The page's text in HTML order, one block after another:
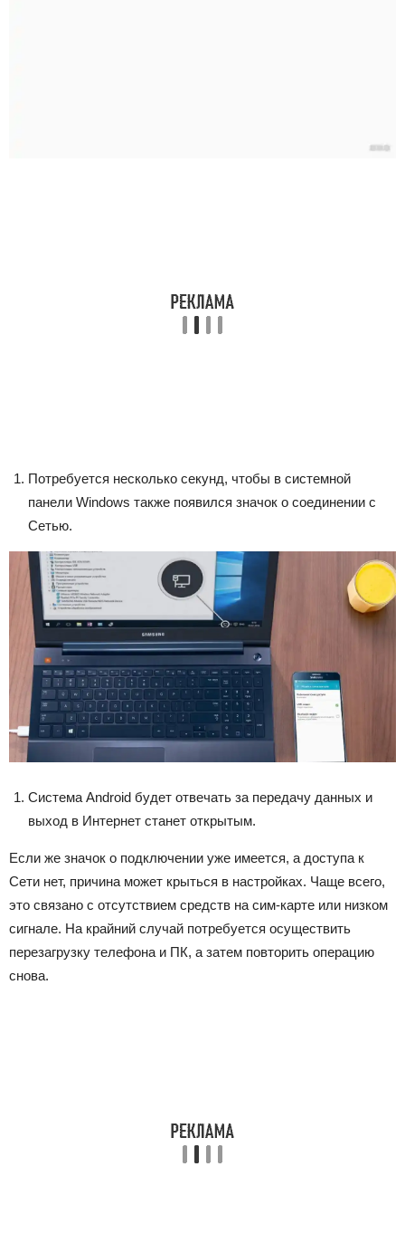
Потребуется несколько секунд, чтобы в системной
панели Windows также появился значок о соединении с
Сетью.
Система Android будет отвечать за передачу данных и
выход в Интернет станет открытым.
Если же значок о подключении уже имеется, а доступа к
Сети нет, причина может крыться в настройках. Чаще всего,
это связано с отсутствием средств на сим-карте или низком
сигнале. На крайний случай потребуется осуществить
перезагрузку телефона и ПК, а затем повторить операцию
снова.